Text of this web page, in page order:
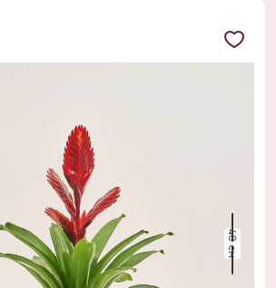
40 см